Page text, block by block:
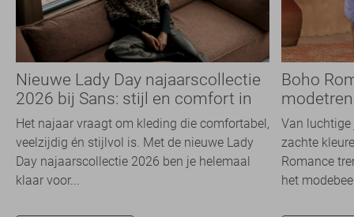
Nieuwe Lady Day najaarscollectie
2026 bij Sans: stijl en comfort in
travelkwaliteit
Het najaar vraagt om kleding die comfortabel,
veelzijdig én stijlvol is. Met de nieuwe Lady
Day najaarscollectie 2026 ben je helemaal
klaar voor...
Boho
overal
Van luchtige
zachte
Romance
het